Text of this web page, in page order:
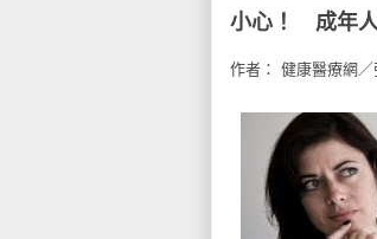
小心！ 成年人
作者： 健康醫療網